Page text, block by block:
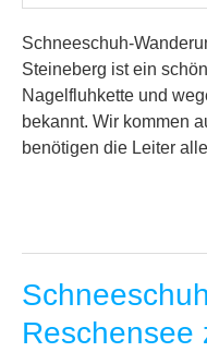
Schneeschuh-
Steineberg ist ein
Nagelfluhkette und
bekannt. Wir kommen
benötigen die Leiter
Reschensee